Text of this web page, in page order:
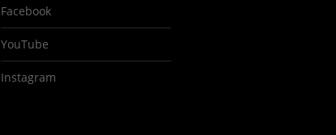
Facebook
YouTube
Instagram